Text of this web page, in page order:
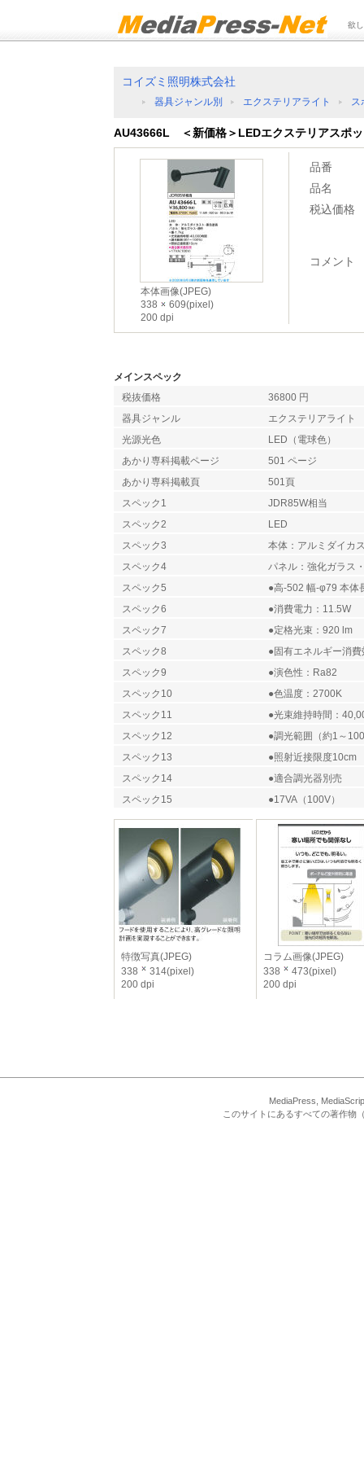
欲
コイズミ照明株式会社
器具ジャンル別 エクステリアライト ス
AU43666L ＜新価格＞LEDエクステリアスポ
本体画像(JPEG)
338
609(pixel)
200 dpi
品番
品名
税込価格
コメント
メインスペック
税抜価格
36800 円
器具ジャンル
エクステリアライト
光源光色
LED（電球色）
あかり専科掲載ページ
501 ページ
あかり専科掲載頁
501頁
スペック1
JDR85W相当
スペック2
LED
スペック3
本体：アルミダイカ
スペック4
パネル：強化ガラス
スペック5
●高-502 幅-φ79 本体
スペック6
●消費電力：11.5W
スペック7
●定格光束：920 lm
スペック8
●固有エネルギー消
スペック9
●演色性：Ra82
スペック10
●色温度：2700K
スペック11
●光束維持時間：
スペック12
●調光範囲（約1～
スペック13
●照射近接限度10cm
スペック14
●適合調光器別売
スペック15
●17VA（100V）
特徴写真(JPEG)
338
314(pixel)
200 dpi
コラム画像(JPEG)
338
473(pixel)
200 dpi
MediaPress,
このサイトにあるすべての著作物